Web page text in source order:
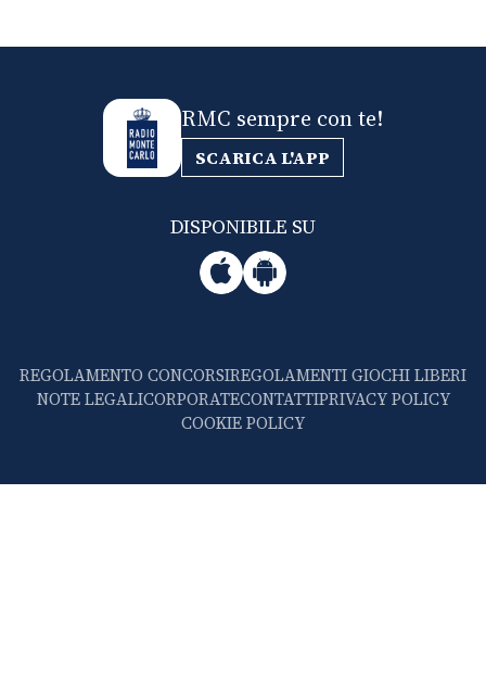
RMC sempre con te!
SCARICA L'APP
DISPONIBILE SU
REGOLAMENTO CONCORSIREGOLAMENTI GIOCHI LIBERI
NOTE LEGALICORPORATECONTATTIPRIVACY POLICY
COOKIE POLICY